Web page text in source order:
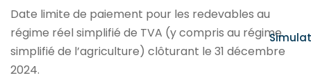
Date limite de paiement pour les redevables au
régime réel simplifié de TVA (y compris au régime
simplifié de l’agriculture) clôturant le 31 décembre
2024.